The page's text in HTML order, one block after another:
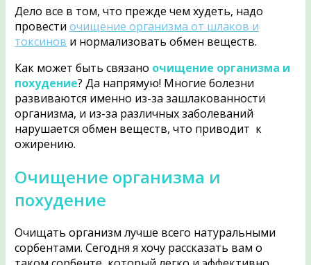
Дело все в том, что прежде чем худеть, надо
провести очищение организма от шлаков и
токсинов и нормализовать обмен веществ.
Как может быть связано очищение организма и
похудение? Да напрямую! Многие болезни
развиваются именно из-за зашлакованности
организма, и из-за различных заболеваний
нарушается обмен веществ, что приводит к
ожирению.
Очищение организма и
похудение
Очищать организм лучше всего натуральными
сорбентами. Сегодня я хочу рассказать вам о